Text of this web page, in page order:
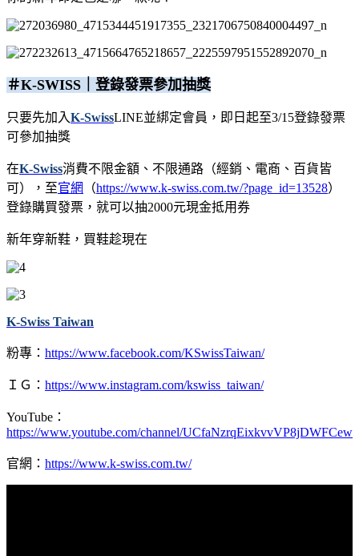
＃K-SWISS｜登錄發票參加抽獎
只要先加入K-SwissLINE並綁定會員，即日起至3/15登錄發票
可參加抽獎
在K-Swiss消費不限金額、不限通路（經銷、電商、百貨皆
可），至官網 （https://www.k-swiss.com.tw/?page_id=13528）
登錄購買發票，就可以抽2000元現金抵用券
新年穿新鞋，買鞋趁現在
K-Swiss Taiwan
粉專： https://www.facebook.com/KSwissTaiwan/
ＩＧ： https://www.instagram.com/kswiss_taiwan/
YouTube：
https://www.youtube.com/channel/UCfaNzrqEixkvvVP8jDWFCew
官網： https://www.k-swiss.com.tw/